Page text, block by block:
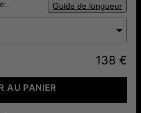
Guide de longueur
138 €
AU PANIER